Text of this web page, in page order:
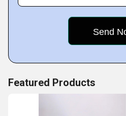
Featured Products